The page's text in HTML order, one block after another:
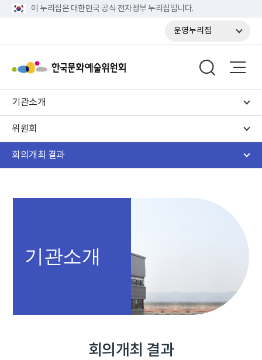
이 누리집은 대한민국 공식 전자정부 누리집입니다.
운영누리집
기관소개
위원회
회의개최 결과
기관소개
회의개최 결과